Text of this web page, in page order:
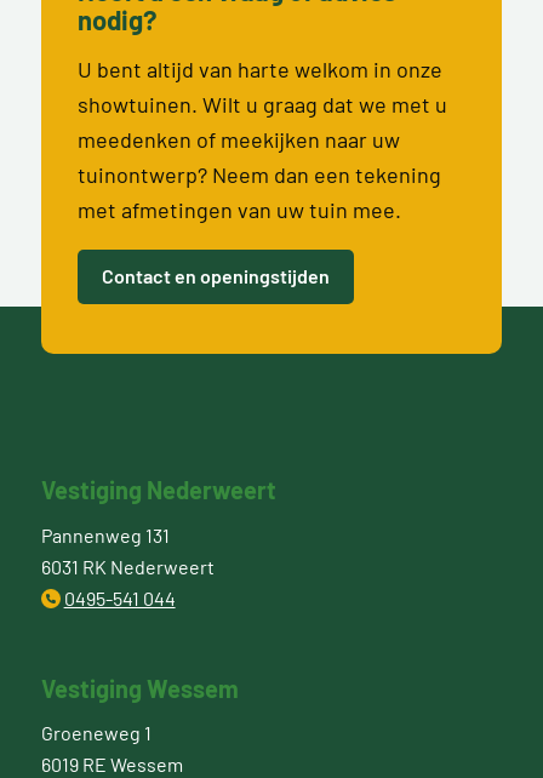
nodig?
U bent altijd van harte welkom in onze
showtuinen. Wilt u graag dat we met u
meedenken of meekijken naar uw
tuinontwerp? Neem dan een tekening
met afmetingen van uw tuin mee.
Contact en openingstijden
Vestiging Nederweert
Pannenweg 131
6031 RK Nederweert
0495-541 044
Vestiging Wessem
Groeneweg 1
6019 RE Wessem